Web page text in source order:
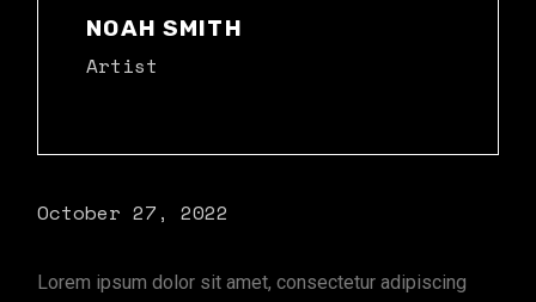
NOAH SMITH
Artist
October 27, 2022
Lorem ipsum dolor sit amet, consectetur adipiscing